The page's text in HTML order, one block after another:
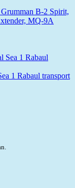
B-2 Spirit,
MQ-9A
1 Rabaul transport